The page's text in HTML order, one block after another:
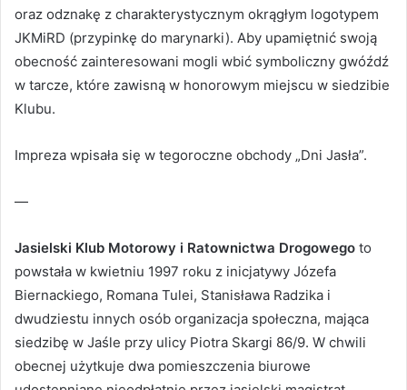
oraz odznakę z charakterystycznym okrągłym logotypem
JKMiRD (przypinkę do marynarki). Aby upamiętnić swoją
obecność zainteresowani mogli wbić symboliczny gwóźdź
w tarcze, które zawisną w honorowym miejscu w siedzibie
Klubu.
Impreza wpisała się w tegoroczne obchody „Dni Jasła”.
—
Jasielski Klub Motorowy i Ratownictwa Drogowego to
powstała w kwietniu 1997 roku z inicjatywy Józefa
Biernackiego, Romana Tulei, Stanisława Radzika i
dwudziestu innych osób organizacja społeczna, mająca
siedzibę w Jaśle przy ulicy Piotra Skargi 86/9. W chwili
obecnej użytkuje dwa pomieszczenia biurowe